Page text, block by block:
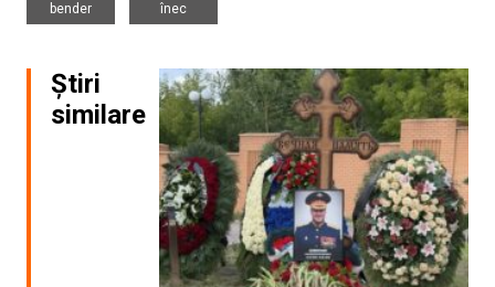
bender
înec
Știri
similare